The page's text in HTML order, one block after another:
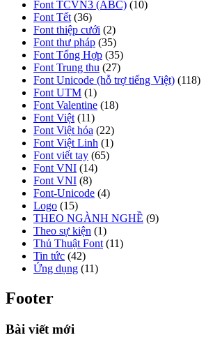
Font TCVN3 (ABC) (10)
Font Tết (36)
Font thiệp cưới (2)
Font thư pháp (35)
Font Tổng Hợp (35)
Font Trung thu (27)
Font Unicode (hỗ trợ tiếng Việt) (118)
Font UTM (1)
Font Valentine (18)
Font Việt (11)
Font Việt hóa (22)
Font Việt Linh (1)
Font viết tay (65)
Font VNI (14)
Font VNI (8)
Font-Unicode (4)
Logo (15)
THEO NGÀNH NGHỀ (9)
Theo sự kiện (1)
Thủ Thuật Font (11)
Tin tức (42)
Ứng dụng (11)
Footer
Bài viết mới